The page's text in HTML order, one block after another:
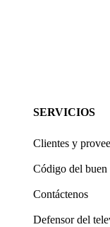
SERVICIOS
Clientes y
Código del buen
Contáctenos
Defensor del